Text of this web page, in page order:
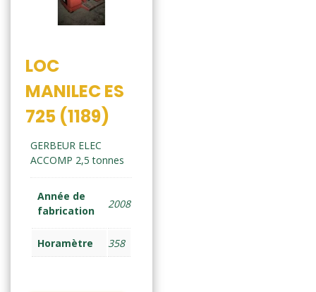
LOC
MANILEC ES
725 (1189)
GERBEUR ELEC
ACCOMP 2,5 tonnes
Année de
fabrication
2008
Horamètre 358